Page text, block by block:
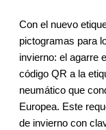
Con el nuevo
pictogramas para
invierno: el agarre
código QR a la
neumático que
Europea. Este
de invierno con